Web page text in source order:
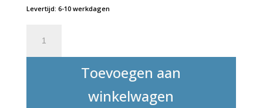
Levertijd: 6-10 werkdagen
18
Toevoegen aan
winkelwagen